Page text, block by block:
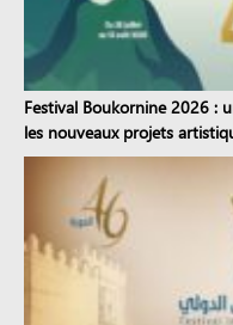
Festival Boukornine 2026 :
les nouveaux projets